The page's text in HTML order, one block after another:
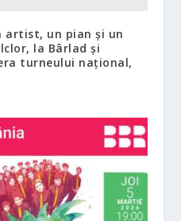
artist, un pian și un
la Bârlad și
turneului național,